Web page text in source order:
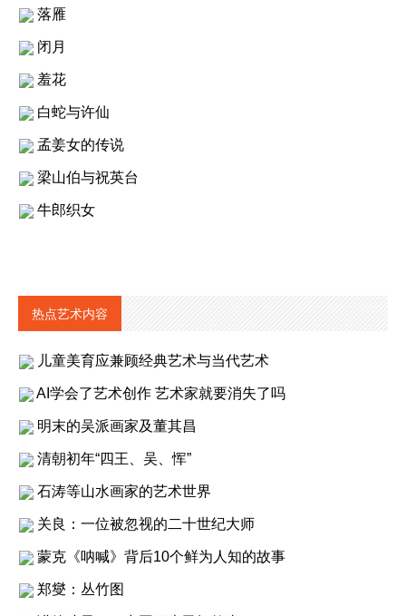
落雁
闭月
羞花
白蛇与许仙
孟姜女的传说
梁山伯与祝英台
牛郎织女
热点艺术内容
儿童美育应兼顾经典艺术与当代艺术
AI学会了艺术创作 艺术家就要消失了吗
明末的吴派画家及董其昌
清朝初年“四王、吴、恽”
石涛等山水画家的艺术世界
关良：一位被忽视的二十世纪大师
蒙克《呐喊》背后10个鲜为人知的故事
郑燮：丛竹图